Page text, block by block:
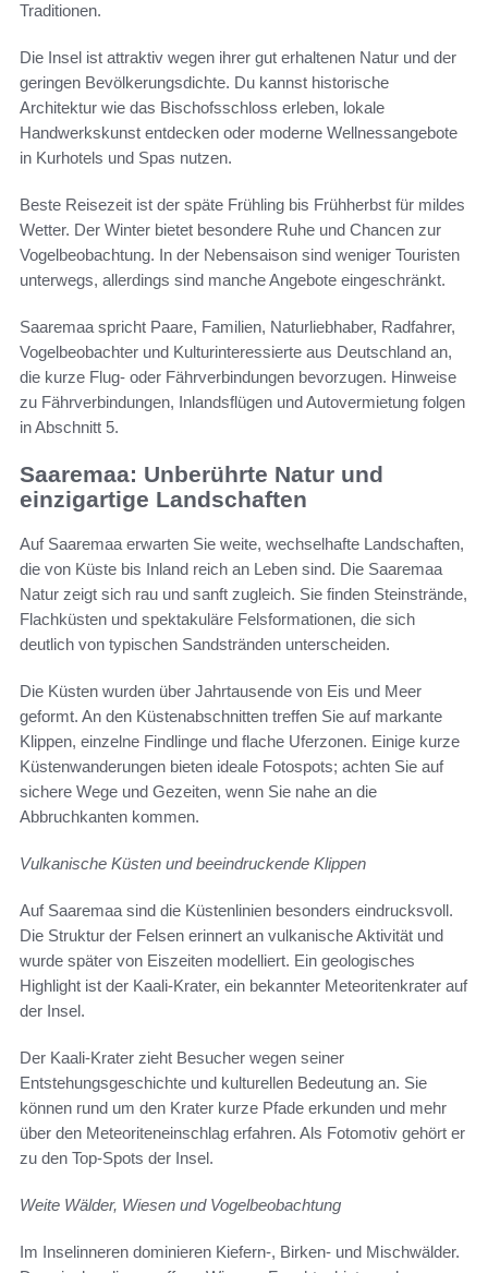
Traditionen.
Die Insel ist attraktiv wegen ihrer gut erhaltenen Natur und der
geringen Bevölkerungsdichte. Du kannst historische
Architektur wie das Bischofsschloss erleben, lokale
Handwerkskunst entdecken oder moderne Wellnessangebote
in Kurhotels und Spas nutzen.
Beste Reisezeit ist der späte Frühling bis Frühherbst für mildes
Wetter. Der Winter bietet besondere Ruhe und Chancen zur
Vogelbeobachtung. In der Nebensaison sind weniger Touristen
unterwegs, allerdings sind manche Angebote eingeschränkt.
Saaremaa spricht Paare, Familien, Naturliebhaber, Radfahrer,
Vogelbeobachter und Kulturinteressierte aus Deutschland an,
die kurze Flug- oder Fährverbindungen bevorzugen. Hinweise
zu Fährverbindungen, Inlandsflügen und Autovermietung folgen
in Abschnitt 5.
Saaremaa: Unberührte Natur und
einzigartige Landschaften
Auf Saaremaa erwarten Sie weite, wechselhafte Landschaften,
die von Küste bis Inland reich an Leben sind. Die Saaremaa
Natur zeigt sich rau und sanft zugleich. Sie finden Steinstrände,
Flachküsten und spektakuläre Felsformationen, die sich
deutlich von typischen Sandstränden unterscheiden.
Die Küsten wurden über Jahrtausende von Eis und Meer
geformt. An den Küstenabschnitten treffen Sie auf markante
Klippen, einzelne Findlinge und flache Uferzonen. Einige kurze
Küstenwanderungen bieten ideale Fotospots; achten Sie auf
sichere Wege und Gezeiten, wenn Sie nahe an die
Abbruchkanten kommen.
Vulkanische Küsten und beeindruckende Klippen
Auf Saaremaa sind die Küstenlinien besonders eindrucksvoll.
Die Struktur der Felsen erinnert an vulkanische Aktivität und
wurde später von Eiszeiten modelliert. Ein geologisches
Highlight ist der Kaali-Krater, ein bekannter Meteoritenkrater auf
der Insel.
Der Kaali-Krater zieht Besucher wegen seiner
Entstehungsgeschichte und kulturellen Bedeutung an. Sie
können rund um den Krater kurze Pfade erkunden und mehr
über den Meteoriteneinschlag erfahren. Als Fotomotiv gehört er
zu den Top-Spots der Insel.
Weite Wälder, Wiesen und Vogelbeobachtung
Im Inselinneren dominieren Kiefern-, Birken- und Mischwälder.